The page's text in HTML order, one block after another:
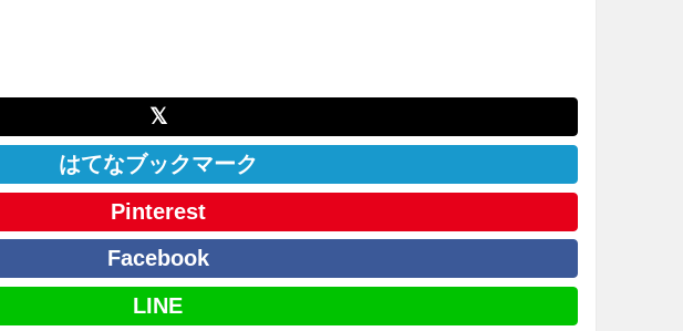
𝕏
はてなブックマーク
Pinterest
Facebook
LINE